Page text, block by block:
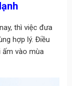
thì việc đưa
hợp lý. Điều
ấm vào mùa